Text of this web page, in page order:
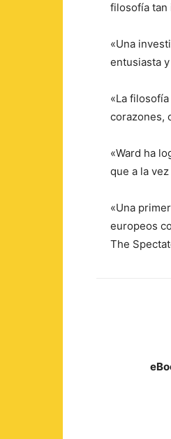
filosofía tan
«Una
entusiasta
«La
corazones,
«Ward ha
que a la
«Una
europeos
The